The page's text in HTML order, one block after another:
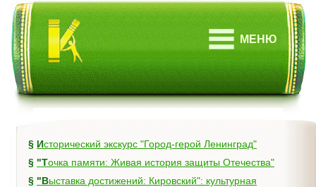
МЕНЮ
§
Исторический экскурс "Город-герой Ленинград"
§
"Точка памяти: Живая история защиты Отечества"
§ "Выставка достижений: Кировский": культурная